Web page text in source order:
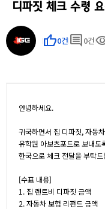
디파짓 체크 수령
thumb_up0건 comment 0건
안녕하세요.
귀국하면서 집 디파짓, 자동
유학원 아보츠포드로 보내도
한국으로 체크 전달을 부탁
[수표 내용]
1. 집 렌트비 디파짓 금액
2. 자동차 보험 리펀드 금액